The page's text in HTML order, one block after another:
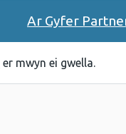
Ar Gyfer
er mwyn ei gwella.